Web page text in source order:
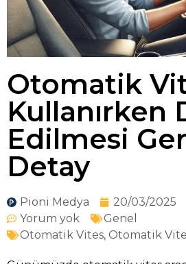
Otomatik
Kullanırken
Edilmesi
Detay
Pioni Medya 20/03/2025
Yorum yok
Genel
Otomatik Vites, Otomatik